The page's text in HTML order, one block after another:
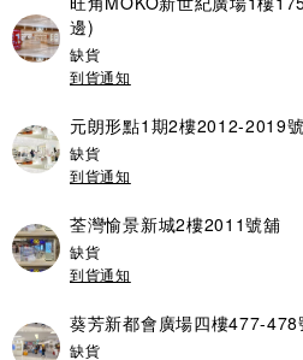
邊)
缺貨
到貨通知
元朗形點1期2樓2012-2019
缺貨
到貨通知
荃灣愉景新城2樓2011號舖
缺貨
到貨通知
葵芳新都會廣場四樓477-478
缺貨